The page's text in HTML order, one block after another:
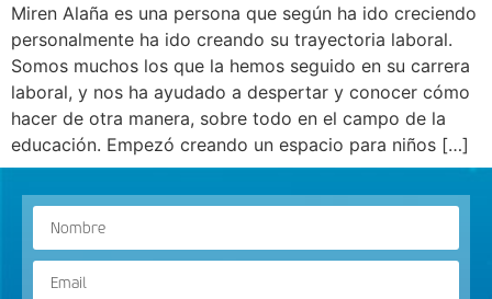
Miren Alaña es una persona que según ha ido creciendo
personalmente ha ido creando su trayectoria laboral.
Somos muchos los que la hemos seguido en su carrera
laboral, y nos ha ayudado a despertar y conocer cómo
hacer de otra manera, sobre todo en el campo de la
educación. Empezó creando un espacio para niños […]